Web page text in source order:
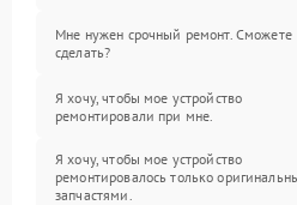
Мне нужен срочный ремонт. Сможете
сделать?
Я хочу, чтобы мое устройство
ремонтировали при мне.
Я хочу, чтобы мое устройство
ремонтировалось только
запчастями.